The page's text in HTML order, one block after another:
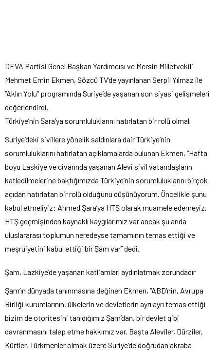
DEVA Partisi Genel Başkan Yardımcısı ve Mersin Milletvekili
Mehmet Emin Ekmen, Sözcü TV’de yayınlanan Serpil Yılmaz ile
“Aklın Yolu” programında Suriye’de yaşanan son siyasi gelişmeleri
değerlendirdi.
Türkiye’nin Şara’ya sorumluluklarını hatırlatan bir rolü olmalı
Suriye’deki sivillere yönelik saldırılara dair Türkiye’nin
sorumluluklarını hatırlatan açıklamalarda bulunan Ekmen, “Hafta
boyu Laskiye ve civarında yaşanan Alevi sivil vatandaşların
katledilmelerine baktığımızda Türkiye’nin sorumluluklarını birçok
açıdan hatırlatan bir rolü olduğunu düşünüyorum. Öncelikle şunu
kabul etmeliyiz: Ahmed Şara’ya HTŞ olarak muamele edemeyiz,
HTŞ geçmişinden kaynaklı kaygılarımız var ancak şu anda
uluslararası toplumun neredeyse tamamının temas ettiği ve
meşruiyetini kabul ettiği bir Şam var” dedi.
Şam, Lazkiye’de yaşanan katliamları aydınlatmak zorundadır
Şam’ın dünyada tanınmasına değinen Ekmen, “ABD’nin, Avrupa
Birliği kurumlarının, ülkelerin ve devletlerin ayrı ayrı temas ettiği
bizim de otoritesini tanıdığımız Şam’dan, bir devlet gibi
davranmasını talep etme hakkımız var. Başta Aleviler, Dürziler,
Kürtler, Türkmenler olmak üzere Suriye’de doğrudan akraba